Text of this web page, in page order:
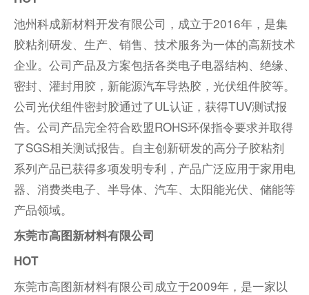
池州科成新材料开发有限公司，成立于2016年，是集
胶粘剂研发、生产、销售、技术服务为一体的高新技术
企业。公司产品及方案包括各类电子电器结构、绝缘、
密封、灌封用胶，新能源汽车导热胶，光伏组件胶等。
公司光伏组件密封胶通过了UL认证，获得TUV测试报
告。公司产品完全符合欧盟ROHS环保指令要求并取得
了SGS相关测试报告。自主创新研发的高分子胶粘剂
系列产品已获得多项发明专利，产品广泛应用于家用电
器、消费类电子、半导体、汽车、太阳能光伏、储能等
产品领域。
东莞市高图新材料有限公司
HOT
东莞市高图新材料有限公司成立于2009年，是一家以